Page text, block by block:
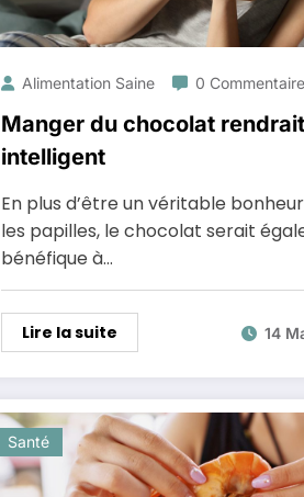
Alimentation Saine 0
Manger du chocolat
intelligent
En plus d’être un véritable
les papilles, le chocolat serait
bénéfique à…
Lire la suite 14
Santé